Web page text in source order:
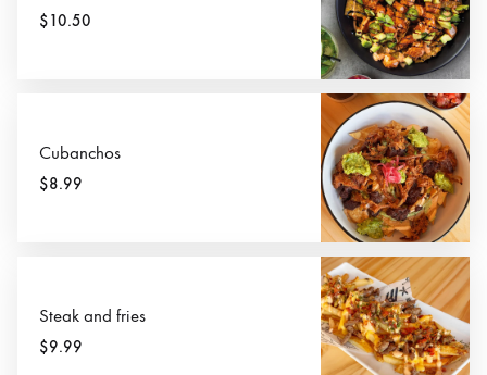
$10.50
Cubanchos
$8.99
Steak and fries
$9.99